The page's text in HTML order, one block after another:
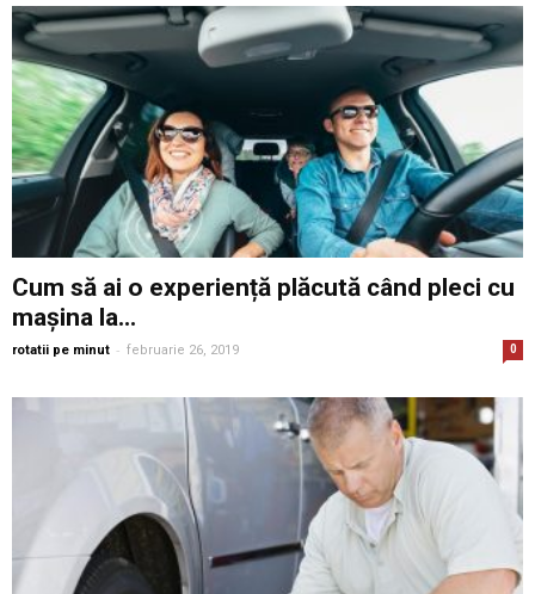
Cum să ai o experiență plăcută când pleci cu
mașina la...
rotatii pe minut - februarie 26, 2019 0